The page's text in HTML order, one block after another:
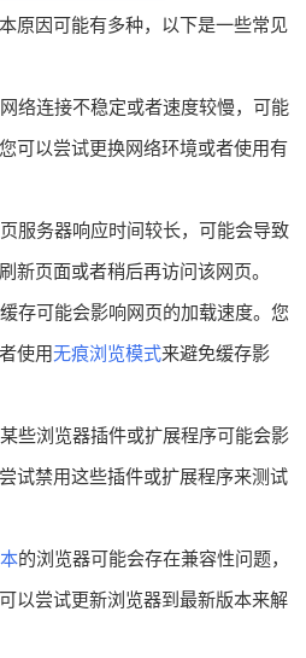
原因可能有多种，以下是一些常见
络连接不稳定或者速度较慢，可能
可以尝试更换网络环境或者使用有
服务器响应时间较长，可能会导致
新页面或者稍后再访问该网页。
存可能会影响网页的加载速度。您
使用无痕浏览模式来避免缓存影
些浏览器插件或扩展程序可能会影
试禁用这些插件或扩展程序来测试
的浏览器可能会存在兼容性问题，
以尝试更新浏览器到最新版本来解